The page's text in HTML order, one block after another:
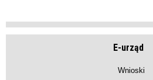
E-urząd
Wnioski